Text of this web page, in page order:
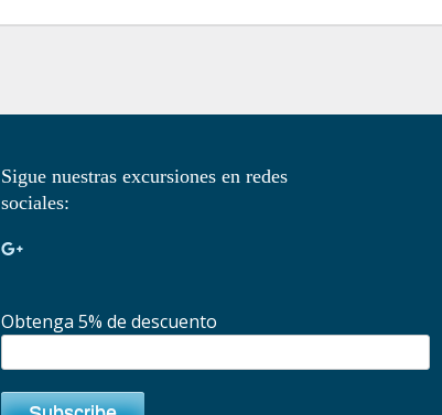
Sigue nuestras excursiones en redes
sociales:
Obtenga 5% de descuento